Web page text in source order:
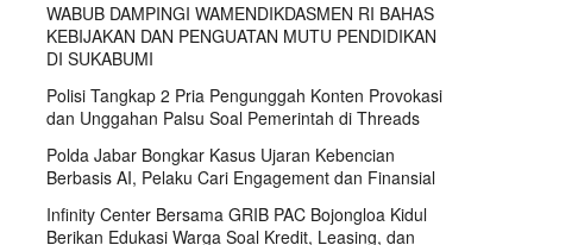
WABUB DAMPINGI WAMENDIKDASMEN RI BAHAS
KEBIJAKAN DAN PENGUATAN MUTU PENDIDIKAN
DI SUKABUMI
Polisi Tangkap 2 Pria Pengunggah Konten Provokasi
dan Unggahan Palsu Soal Pemerintah di Threads
Polda Jabar Bongkar Kasus Ujaran Kebencian
Berbasis AI, Pelaku Cari Engagement dan Finansial
Infinity Center Bersama GRIB PAC Bojongloa Kidul
Berikan Edukasi Warga Soal Kredit, Leasing, dan